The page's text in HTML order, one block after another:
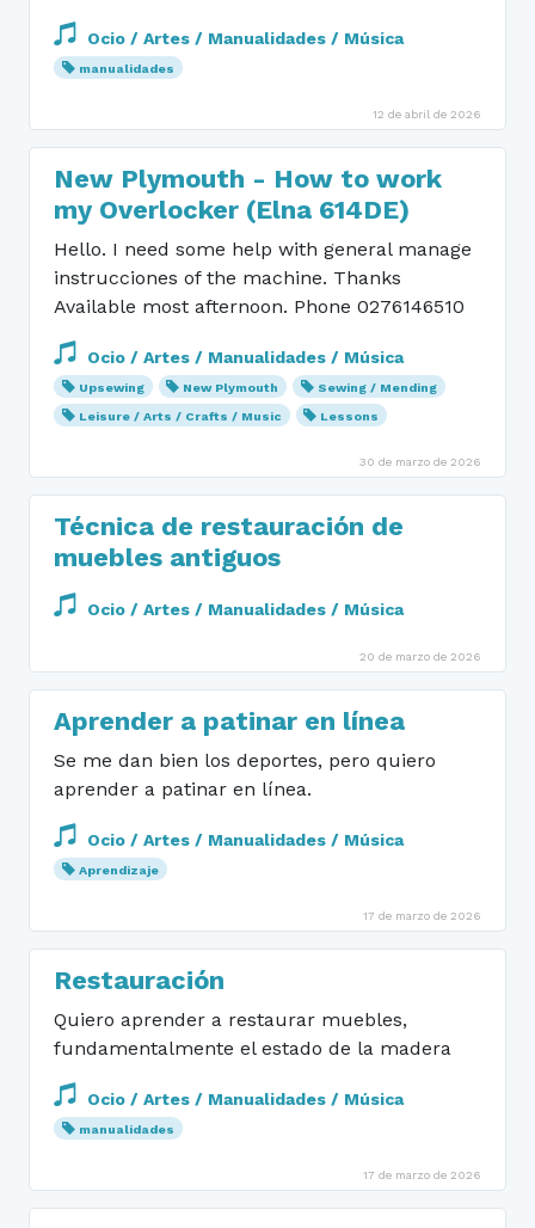
Ocio / Artes / Manualidades / Música
manualidades
12 de abril de 2026
New Plymouth - How to work
my Overlocker (Elna 614DE)
Hello. I need some help with general manage
instrucciones of the machine. Thanks
Available most afternoon. Phone 0276146510
Ocio / Artes / Manualidades / Música
Upsewing New Plymouth
Sewing / Mending
Leisure / Arts / Crafts / Music
Lessons
30 de marzo de 2026
Técnica de restauración de
muebles antiguos
Ocio / Artes / Manualidades / Música
20 de marzo de 2026
Aprender a patinar en línea
Se me dan bien los deportes, pero quiero
aprender a patinar en línea.
Ocio / Artes / Manualidades / Música
Aprendizaje
17 de marzo de 2026
Restauración
Quiero aprender a restaurar muebles,
fundamentalmente el estado de la madera
Ocio / Artes / Manualidades / Música
manualidades
17 de marzo de 2026